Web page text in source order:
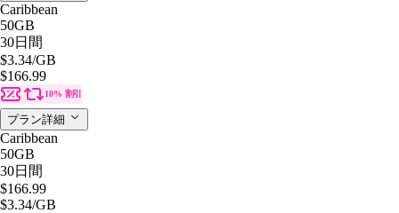
Caribbean
50GB
30日間
$3.34/GB
$166.99
10% 割引
プラン詳細
Caribbean
50GB
30日間
$166.99
$3.34/GB